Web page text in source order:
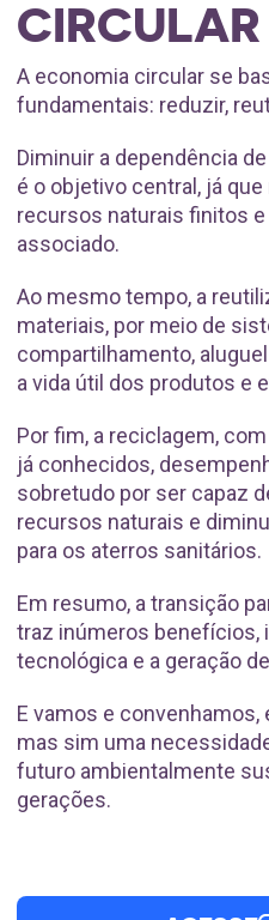
CIRCULAR
A economia circular se
fundamentais: reduzir,
Diminuir a dependência
é o objetivo central, já
recursos naturais finitos
associado.
Ao mesmo tempo, a
materiais, por meio de
compartilhamento,
a vida útil dos produtos e
Por fim, a reciclagem,
já conhecidos,
sobretudo por ser capaz
recursos naturais e
para os aterros sanitários.
Em resumo, a transição
traz inúmeros benefícios,
tecnológica e a geração
E vamos e convenhamos,
mas sim uma
futuro ambientalmente
gerações.